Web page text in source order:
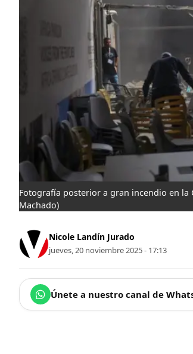
Fotografía posterior a gran incendio en la
Machado)
Nicole Landín Jurado
jueves, 20 noviembre 2025 - 17:13
Únete a nuestro canal de